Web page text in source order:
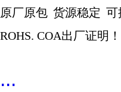
原厂原包 货源稳定 可
ROHS. COA出厂证明！
...